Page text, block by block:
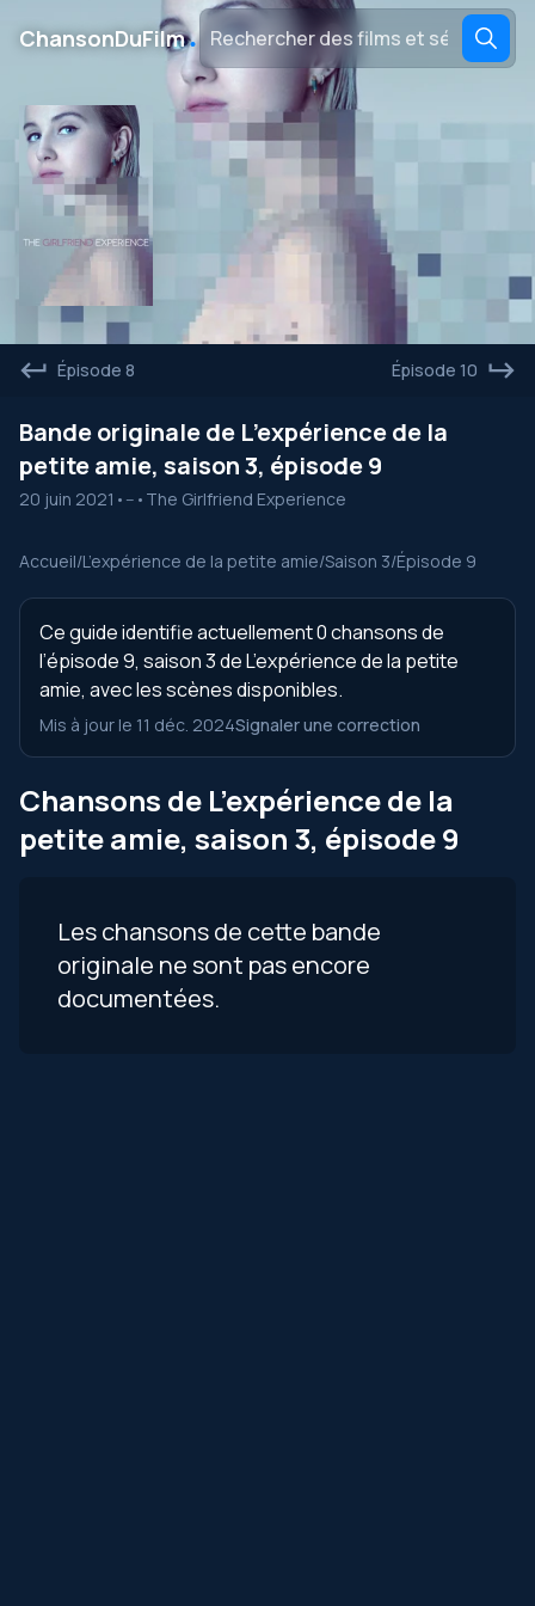
ChansonDuFilm․
Épisode 8 Épisode 10
Bande originale de L’expérience de la
petite amie, saison 3, épisode 9
20 juin 2021 • -- • The Girlfriend Experience
Accueil/L’expérience de la petite amie/Saison 3/Épisode 9
Ce guide identifie actuellement 0 chansons de
l’épisode 9, saison 3 de L’expérience de la petite
amie, avec les scènes disponibles.
Mis à jour le 11 déc. 2024Signaler une correction
Chansons de L’expérience de la
petite amie, saison 3, épisode 9
Les chansons de cette bande
originale ne sont pas encore
documentées.